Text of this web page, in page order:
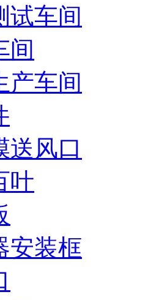
试车间
间
产车间
送风口
叶
安装框